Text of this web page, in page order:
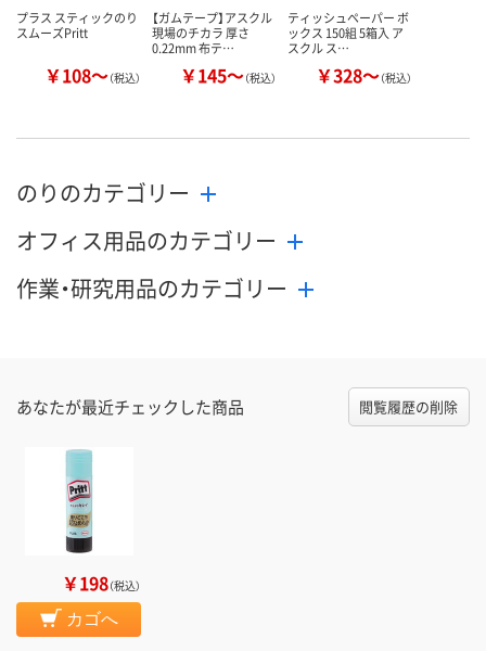
プラス スティックのり
スムーズPritt
￥108～（税込）
【ガムテープ】アスクル
現場のチカラ 厚さ
0.22mm 布テ…
￥145～（税込）
ティッシュペーパー ボ
ックス 150組 5箱入 ア
スクル ス…
￥328～（税込）
のりのカテゴリー
オフィス用品のカテゴリー
作業・研究用品のカテゴリー
あなたが最近チェックした商品 閲覧履歴の削除
￥198（税込）
カゴへ